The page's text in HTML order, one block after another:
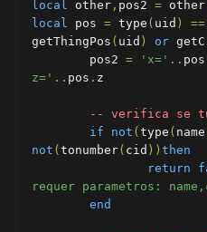
local other , pos2 = other
local pos = type ( uid ) ==
getThingPos ( uid ) or
	pos2
= 'x=' .. pos
z=' .. pos . z
-- verifica se
if
not ( type ( name
not ( tonumber( cid )) then
return
requer parametros:
end